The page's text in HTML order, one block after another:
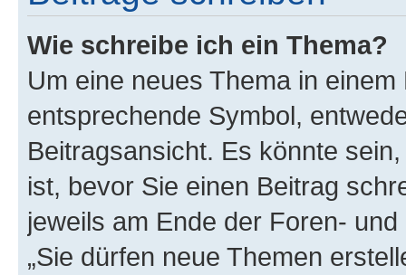
Wie schreibe ich ein Thema?
Um eine neues Thema in
entsprechende Symbol,
Beitragsansicht. Es könnte
ist, bevor Sie einen Beitrag
jeweils am Ende der Foren-
„Sie dürfen neue Themen